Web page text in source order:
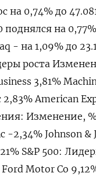
на 0,74% до
поднялся на
- на 1,09% до
роста
3,81%
2,83% American
Изменение,
-2,34% Johnson &
S&P 500:
Motor Co